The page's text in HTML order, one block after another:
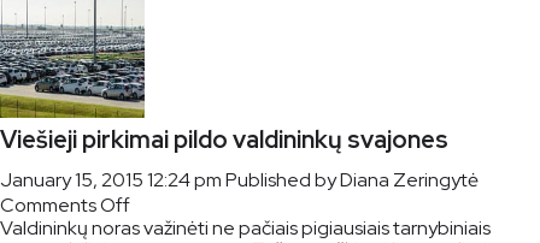
ant
žemės
Viešieji pirkimai pildo valdininkų svajones
January 15, 2015 12:24 pmPublished byDiana Zeringytė
Comments Offon
Viešieji
Valdininkų noras važinėti ne pačiais pigiausiais tarnybiniais